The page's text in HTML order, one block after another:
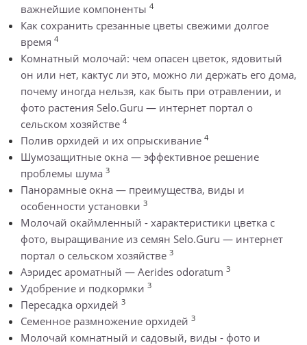
важнейшие компоненты 4
Как сохранить срезанные цветы свежими долгое
время 4
Комнатный молочай: чем опасен цветок, ядовитый
он или нет, кактус ли это, можно ли держать его дома,
почему иногда нельзя, как быть при отравлении, и
фото растения Selo.Guru — интернет портал о
сельском хозяйстве 4
Полив орхидей и их опрыскивание 4
Шумозащитные окна — эффективное решение
проблемы шума 3
Панорамные окна — преимущества, виды и
особенности установки 3
Молочай окаймленный - характеристики цветка с
фото, выращивание из семян Selo.Guru — интернет
портал о сельском хозяйстве 3
Аэридес ароматный — Aerides odoratum 3
Удобрение и подкормки 3
Пересадка орхидей 3
Семенное размножение орхидей 3
Молочай комнатный и садовый, виды - фото и